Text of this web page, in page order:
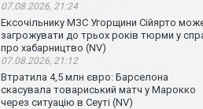
07.08.2026, 21:24
Ексочільнику МЗС Угорщини Сійярто
загрожувати до трьох років тюрми у
про хабарництво (NV)
07.08.2026, 21:12
Втратила 4,5 млн євро: Барселона
скасувала товариський матч у Марокко
через ситуацію в Сеуті (NV)